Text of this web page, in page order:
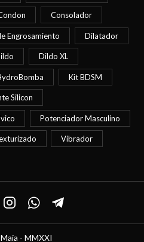
Consolador
Engrosamiento Dilatador
Dildo XL
Kit BDSM
Silicon
Potenciador Masculino
Vibrador
Instagram
WhatsappTelegram
- MMXXI